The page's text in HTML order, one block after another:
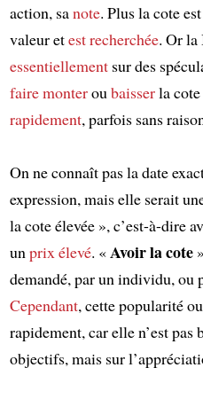
action, sanote. Plus la cote est
valeur etest recherchée. Or la
essentiellementsur des
faire monterou baisserla cote
rapidement, parfois sans
On ne connaît pas la date
expression, mais elle serait
la cote élevée », c’est-à-dire
un prix élevé. «Avoir la cote
demandé, par un individu, ou
Cependant, cette popularité
rapidement, car elle n’est pas
objectifs, mais sur